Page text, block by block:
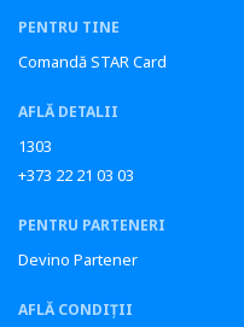
PENTRU TINE
Comandă STAR Card
AFLĂ DETALII
1303
+373 22 21 03 03
PENTRU PARTENERI
Devino Partener
AFLĂ CONDIȚII